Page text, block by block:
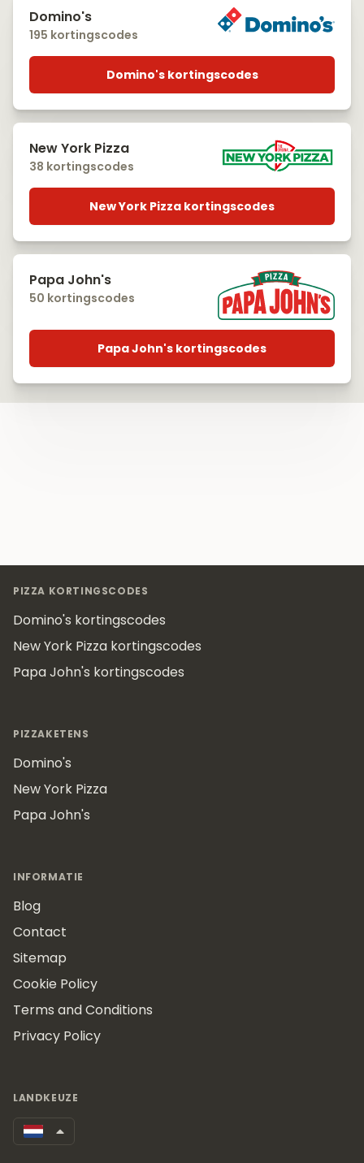
Domino's
195 kortingscodes
Domino's kortingscodes
New York Pizza
38 kortingscodes
New York Pizza kortingscodes
Papa John's
50 kortingscodes
Papa John's kortingscodes
PIZZA KORTINGSCODES
Domino's kortingscodes
New York Pizza kortingscodes
Papa John's kortingscodes
PIZZAKETENS
Domino's
New York Pizza
Papa John's
INFORMATIE
Blog
Contact
Sitemap
Cookie Policy
Terms and Conditions
Privacy Policy
LANDKEUZE